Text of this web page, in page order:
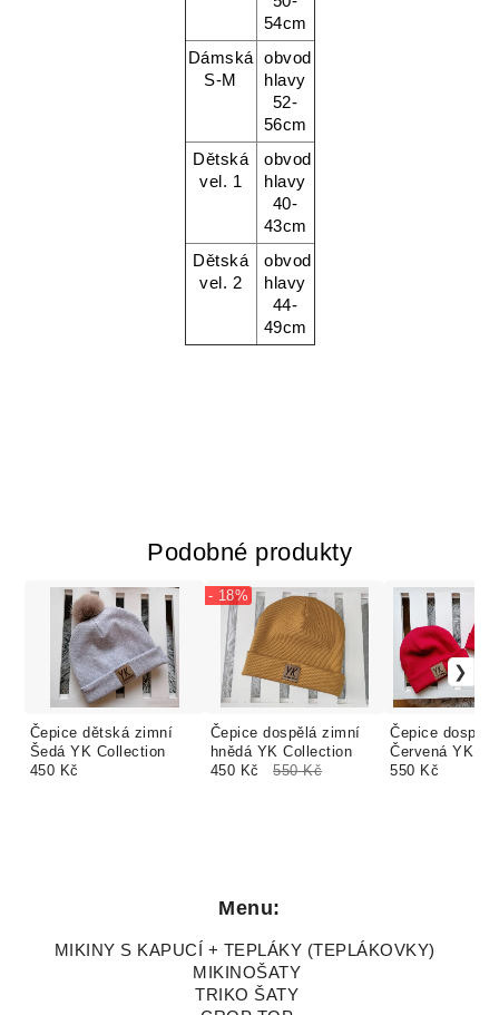
54cm
Dámská
S-M
obvod
hlavy
52-
56cm
Dětská
vel. 1
obvod
hlavy
40-
43cm
Dětská
vel. 2
obvod
hlavy
44-
49cm
Podobné produkty
Čepice dětská zimní
Šedá YK Collection
450 Kč
Čepice dospělá zimní
hnědá YK Collection
- 18%
450 Kč 550 Kč
Čepice
Červená YK
550 Kč
Menu:
MIKINY S KAPUCÍ + TEPLÁKY (TEPLÁKOVKY)
MIKINOŠATY
TRIKO ŠATY